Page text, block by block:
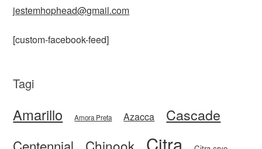
jestemhophead@gmail.com
[custom-facebook-feed]
Tagi
Amarillo Amora Preta Azacca Cascade
Citra